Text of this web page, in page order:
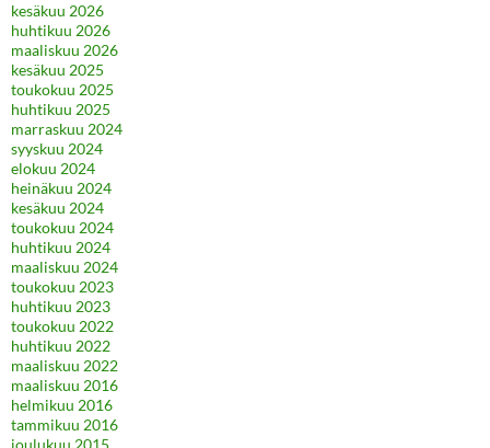
kesäkuu 2026
huhtikuu 2026
maaliskuu 2026
kesäkuu 2025
toukokuu 2025
huhtikuu 2025
marraskuu 2024
syyskuu 2024
elokuu 2024
heinäkuu 2024
kesäkuu 2024
toukokuu 2024
huhtikuu 2024
maaliskuu 2024
toukokuu 2023
huhtikuu 2023
toukokuu 2022
huhtikuu 2022
maaliskuu 2022
maaliskuu 2016
helmikuu 2016
tammikuu 2016